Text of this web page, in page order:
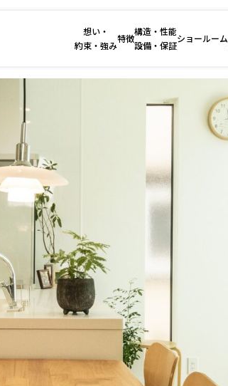
想い・
約束・強み
特徴
構造・性能
設備・保証
ショールーム